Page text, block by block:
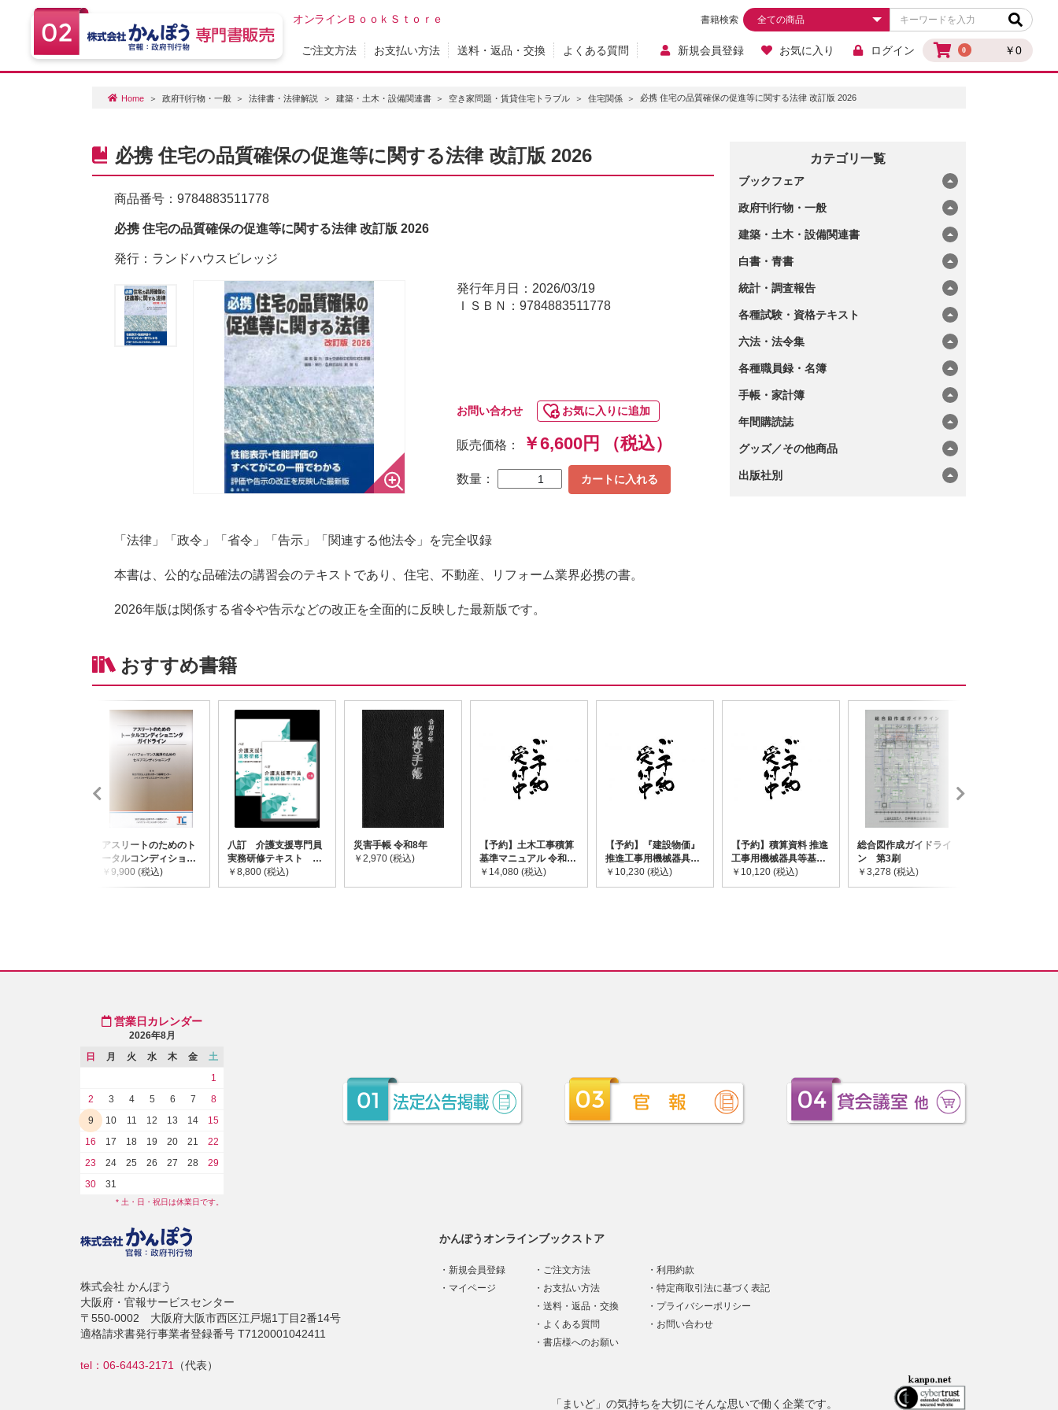
オンラインＢｏｏｋＳｔｏｒｅ
0 ￥0
書籍検索
ご注文方法 お支払い方法 送料・返品・交換 よくある質問 新規会員登録 お気に入り ログイン
Home 政府刊行物・一般 法律書・法律解説 建築・土木・設備関連書 空き家問題・賃貸住宅トラブル 住宅関係 必携 住宅の品質確保の促進等に関する法律 改訂版 2026
カテゴリ一覧
ブックフェア
政府刊行物・一般
建築・土木・設備関連書
白書・青書
統計・調査報告
各種試験・資格テキスト
六法・法令集
各種職員録・名簿
手帳・家計簿
年間購読誌
グッズ／その他商品
出版社別
必携 住宅の品質確保の促進等に関する法律 改訂版 2026
商品番号： 9784883511778
必携 住宅の品質確保の促進等に関する法律 改訂版 2026
発行：ランドハウスビレッジ
発行年月日：2026/03/19
ＩＳＢＮ：9784883511778
お問い合わせ お気に入りに追加
販売価格： ￥6,600円 （税込）
数量： カートに入れる
「法律」「政令」「省令」「告示」「関連する他法令」を完全収録
本書は、公的な品確法の講習会のテキストであり、住宅、不動産、リフォーム業界必携の書。
2026年版は関係する省令や告示などの改正を全面的に反映した最新版です。
おすすめ書籍
アスリートのためのト
ータルコンディショニ
ングガイドライン
￥9,900 (税込)
八訂 介護支援専門員
実務研修テキスト
(上・下巻/分売不可)
￥8,800 (税込)
災害手帳 令和8年
￥2,970 (税込)
【予約】土木工事積算
基準マニュアル 令和8
年度版 ※2026年8月
下旬発売予定
￥14,080 (税込)
【予約】『建設物価』
推進工事用機械器具等
基礎価格表 2026年度
版 ※2026/8/31発売予
￥10,230 (税込)
【予約】積算資料 推進
工事用機械器具等基礎
価格表 2026年度版
※2026/8/31発売予定
￥10,120 (税込)
総合図作成ガイドライ
ン 第3刷
￥3,278 (税込)
かんぽうオンラインブックストア
新規会員登録
マイページ
ご注文方法
お支払い方法
送料・返品・交換
よくある質問
書店様へのお願い
利用約款
特定商取引法に基づく表記
プライバシーポリシー
お問い合わせ
営業日カレンダー
2026年8月
日
月 火 水 木 金
土
1
2
3 4 5 6 7
8
9
10 11 12 13 14
15
16
17 18 19 20 21
22
23
24 25 26 27 28
29
30
31
* 土・日・祝日は休業日です。
株式会社 かんぽう
大阪府・官報サービスセンター
〒550-0002 大阪府大阪市西区江戸堀1丁目2番14号
適格請求書発行事業者登録番号 T7120001042411
tel：06-6443-2171 （代表）
「まいど」の気持ちを大切にそんな思いで働く企業です。